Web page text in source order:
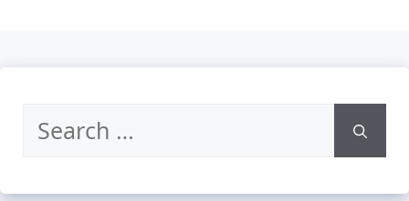
Search